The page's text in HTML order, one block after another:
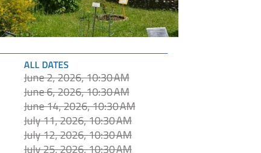
ALL DATES
June 2, 2026, 10:30 AM
June 6, 2026, 10:30 AM
June 14, 2026, 10:30 AM
July 11, 2026, 10:30 AM
July 12, 2026, 10:30 AM
July 25, 2026, 10:30 AM